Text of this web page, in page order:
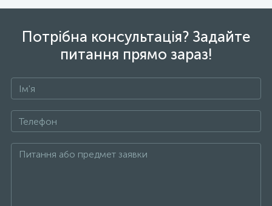
Потрібна консультація? Задайте
питання прямо зараз!